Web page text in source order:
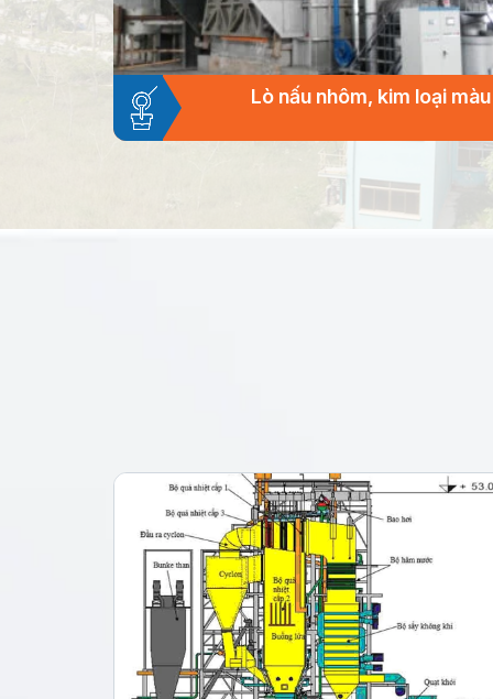
Lò nấu nhôm, kim loại màu